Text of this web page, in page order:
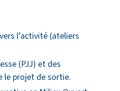
l’activité (ateliers
(PJJ) et des
le projet de sortie.